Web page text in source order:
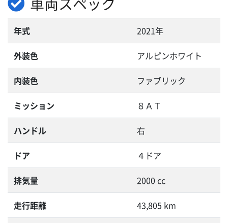
年式 2021年
外装色 アルピンホワイト
内装色 ファブリック
ミッション ８ＡＴ
ハンドル 右
ドア ４ドア
排気量 2000 cc
走行距離 43,805 km